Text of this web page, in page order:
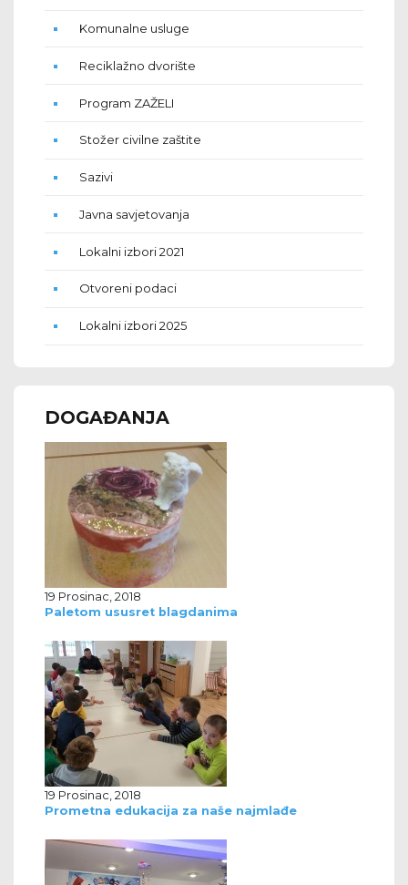
Komunalne usluge
Reciklažno dvorište
Program ZAŽELI
Stožer civilne zaštite
Sazivi
Javna savjetovanja
Lokalni izbori 2021
Otvoreni podaci
Lokalni izbori 2025
DOGAĐANJA
19 Prosinac, 2018
Paletom ususret blagdanima
19 Prosinac, 2018
Prometna edukacija za naše najmlađe